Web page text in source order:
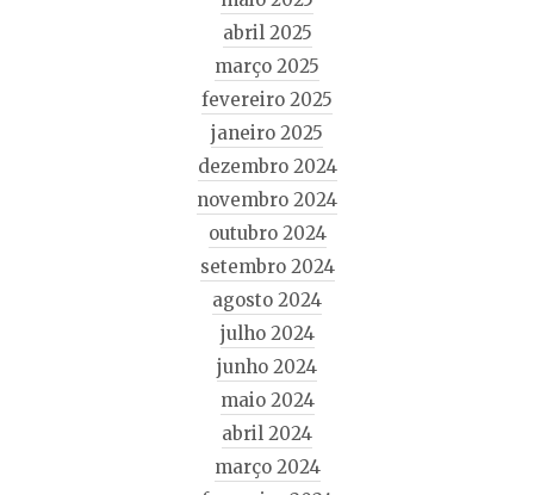
abril 2025
março 2025
fevereiro 2025
janeiro 2025
dezembro 2024
novembro 2024
outubro 2024
setembro 2024
agosto 2024
julho 2024
junho 2024
maio 2024
abril 2024
março 2024